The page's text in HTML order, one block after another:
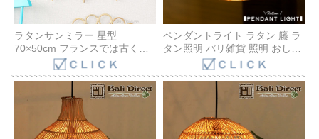
ラタンサンミラー 星型
70×50cm フランスでは古くか
らアンティークとして愛用され
ている籐製のおしゃれなウォー
ルミラー 軽量な壁掛け式鏡 母
の日 プレゼント おすすめ
Q17915ND
ペンダントライト ラタン 籐 ラ
タン照明 バリ雑貨 照明 おしゃ
れ アジアン 雑貨 バリ インテリ
ア BOHO ナチュラル カフェ風
海外インテリア リビング ダイ
ニング LED対応 韓国風インテ
Bali Direct